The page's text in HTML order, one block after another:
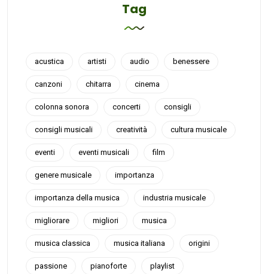
Tag
acustica artisti audio benessere
canzoni chitarra cinema
colonna sonora concerti consigli
consigli musicali creatività cultura musicale
eventi eventi musicali film
genere musicale importanza
importanza della musica industria musicale
migliorare migliori musica
musica classica musica italiana origini
passione pianoforte playlist